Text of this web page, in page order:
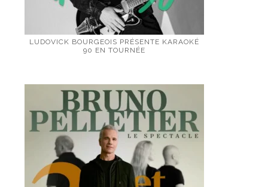
LUDOVICK BOURGEOIS PRÉSENTE KARAOKÉ
90 EN TOURNÉE